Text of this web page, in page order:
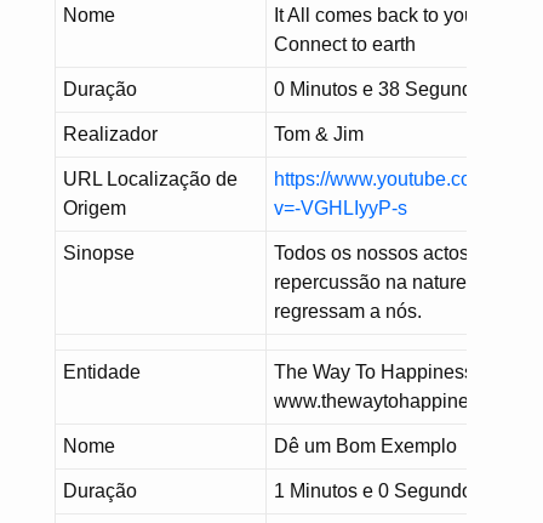
Nome
It All comes back to you –
Connect to earth
Duração 0 Minutos e 38 Segundos
Realizador Tom & Jim
URL Localização de
Origem
https://www.youtube.com/
v=-VGHLIyyP-s
Sinopse
Todos os nossos actos têm
repercussão na natureza e
regressam a nós.
Entidade
The Way To Happiness –
www.thewaytohappiness.org
Nome Dê um Bom Exemplo
Duração 1 Minutos e 0 Segundos